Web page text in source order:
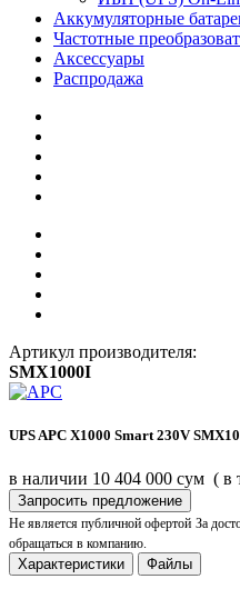
Аккумуляторные
Частотные
Аксессуары
Распродажа
Артикул производителя:
SMX1000I
UPS APC X1000 Smart 230V
в наличии 10 404 000 сум ( в
Запросить предложение
Не является публичной офертой За
обращаться в компанию.
Характеристики Файлы